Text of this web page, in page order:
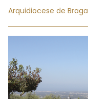
Arquidiocese de Braga